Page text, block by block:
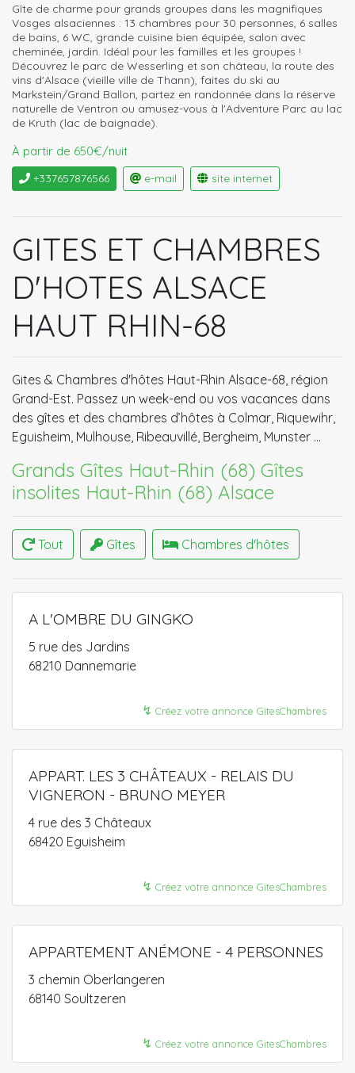
Gîte de charme pour grands groupes dans les magnifiques
Vosges alsaciennes : 13 chambres pour 30 personnes, 6 salles
de bains, 6 WC, grande cuisine bien équipée, salon avec
cheminée, jardin. Idéal pour les familles et les groupes !
Découvrez le parc de Wesserling et son château, la route des
vins d'Alsace (vieille ville de Thann), faites du ski au
Markstein/Grand Ballon, partez en randonnée dans la réserve
naturelle de Ventron ou amusez-vous à l'Adventure Parc au lac
de Kruth (lac de baignade).
À partir de 650€/nuit
+337657876566 e-mail site internet
GITES ET CHAMBRES
D'HOTES ALSACE
HAUT RHIN-68
Gites & Chambres d'hôtes Haut-Rhin Alsace-68, région
Grand-Est. Passez un week-end ou vos vacances dans
des gîtes et des chambres d’hôtes à Colmar, Riquewihr,
Eguisheim, Mulhouse, Ribeauvillé, Bergheim, Munster …
Grands Gîtes Haut-Rhin (68) Gîtes
insolites Haut-Rhin (68) Alsace
Tout Gîtes Chambres d'hôtes
A L'OMBRE DU GINGKO
5 rue des Jardins
68210 Dannemarie
↯ Créez votre annonce GitesChambres
APPART. LES 3 CHÂTEAUX - RELAIS DU
VIGNERON - BRUNO MEYER
4 rue des 3 Châteaux
68420 Eguisheim
↯ Créez votre annonce GitesChambres
APPARTEMENT ANÉMONE - 4 PERSONNES
3 chemin Oberlangeren
68140 Soultzeren
↯ Créez votre annonce GitesChambres